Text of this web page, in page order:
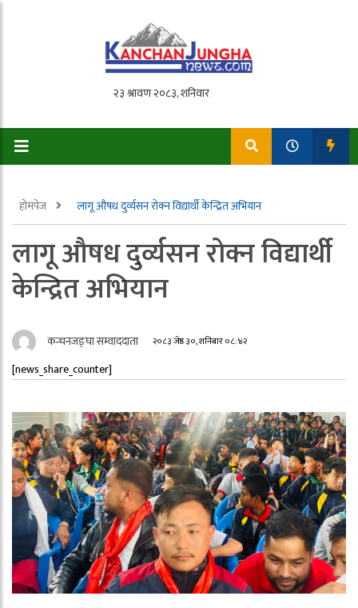
होमपेज लागू औषध दुर्व्यसन रोक्न विद्यार्थी केन्द्रित अभियान
लागू औषध दुर्व्यसन रोक्न विद्यार्थी
केन्द्रित अभियान
कन्चनजङ्घा सम्वाददाता २०८३ जेष्ठ ३०, शनिबार ०८:४२
[news_share_counter]